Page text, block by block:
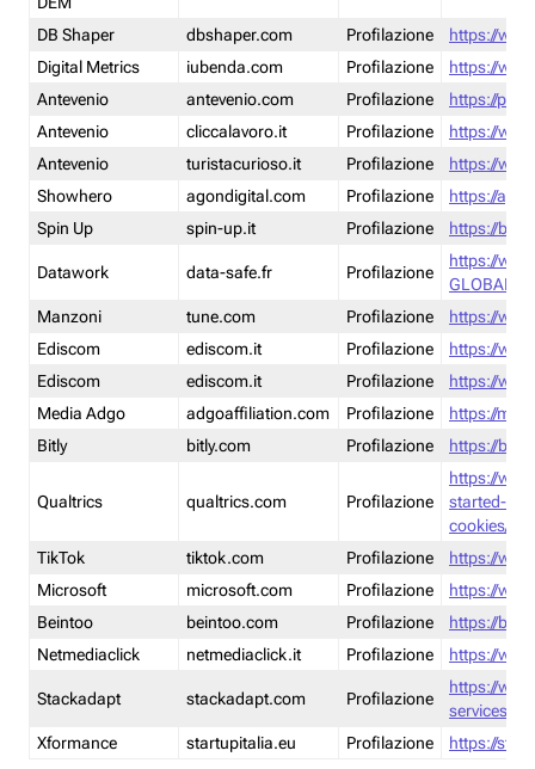
DB Shaper
dbshaper.com Profilazione
https://
Digital Metrics
iubenda.com Profilazione
https://
Antevenio
antevenio.com Profilazione
https://
Antevenio
cliccalavoro.it Profilazione
https://
Antevenio
turistacurioso.it Profilazione
https://
Showhero
agondigital.com Profilazione
https://
Spin Up
spin-up.it Profilazione https://
Datawork data-safe.fr Profilazione
https://
GLOBAL-
Manzoni
tune.com Profilazione
https://
Ediscom
ediscom.it Profilazione
https://
Ediscom
ediscom.it Profilazione
https://
Media Adgo
adgoaffiliation.com Profilazione
https://
Bitly
bitly.com Profilazione https://
Qualtrics qualtrics.com Profilazione
https://
started-
cookies/
TikTok
tiktok.com Profilazione
https://
Microsoft
microsoft.com Profilazione
https://
Beintoo
beintoo.com Profilazione
https://
Netmediaclick
netmediaclick.it Profilazione https://
Stackadapt stackadapt.com Profilazione
https://
services-
Xformance
startupitalia.eu Profilazione https://